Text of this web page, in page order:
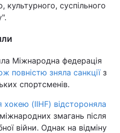
культурного, суспільного
Міжнародна федерація
повністю зняла санкціїз
спортсменів.
хокею (IIHF) відстороняла
змагань після
війни. Однак на відміну